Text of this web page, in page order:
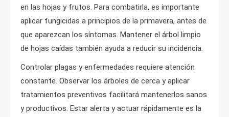
en las hojas y frutos. Para combatirla, es importante
aplicar fungicidas a principios de la primavera, antes de
que aparezcan los síntomas. Mantener el árbol limpio
de hojas caídas también ayuda a reducir su incidencia.
Controlar plagas y enfermedades requiere atención
constante. Observar los árboles de cerca y aplicar
tratamientos preventivos facilitará mantenerlos sanos
y productivos. Estar alerta y actuar rápidamente es la